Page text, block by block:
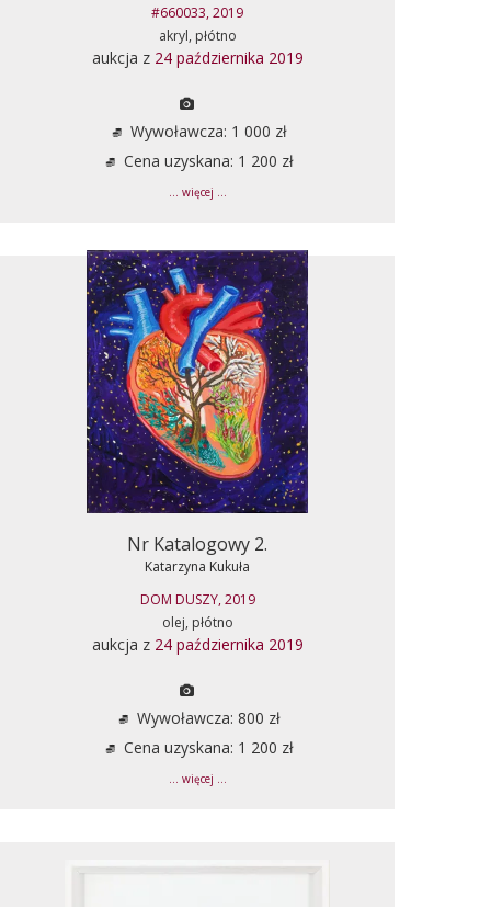
#660033, 2019
akryl, płótno
aukcja z 24 października 2019
Wywoławcza: 1 000 zł
Cena uzyskana: 1 200 zł
... więcej ...
Nr Katalogowy 2.
Katarzyna Kukuła
DOM DUSZY, 2019
olej, płótno
aukcja z 24 października 2019
Wywoławcza: 800 zł
Cena uzyskana: 1 200 zł
... więcej ...